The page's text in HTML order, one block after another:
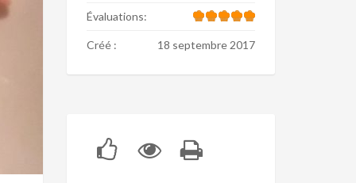
Évaluations:
Créé : 18 septembre 2017